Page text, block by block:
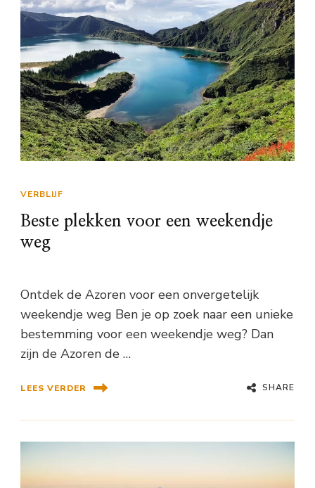
VERBLIJF
Beste plekken voor een weekendje
weg
Ontdek de Azoren voor een onvergetelijk
weekendje weg Ben je op zoek naar een unieke
bestemming voor een weekendje weg? Dan
zijn de Azoren de …
LEES VERDER SHARE